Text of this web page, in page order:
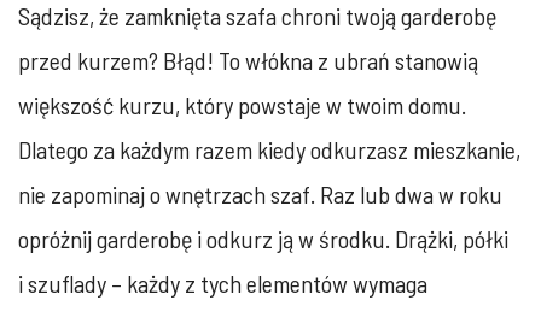
Sądzisz, że zamknięta szafa chroni twoją garderobę
przed kurzem? Błąd! To włókna z ubrań stanowią
większość kurzu, który powstaje w twoim domu.
Dlatego za każdym razem kiedy odkurzasz mieszkanie,
nie zapominaj o wnętrzach szaf. Raz lub dwa w roku
opróżnij garderobę i odkurz ją w środku. Drążki, półki
i szuflady – każdy z tych elementów wymaga